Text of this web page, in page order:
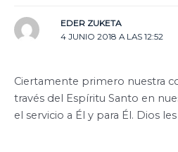
EDER ZUKETA
4 JUNIO 2018 A LAS 12:52
Ciertamente primero nuestra
través del Espíritu Santo en
el servicio a Él y para Él. Dios